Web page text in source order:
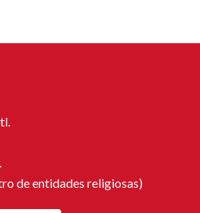
de entidades religiosas)